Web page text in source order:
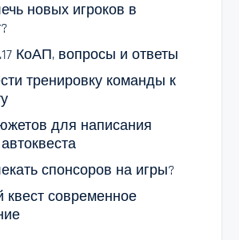
новых игроков в
КоАП, вопросы и ответы
тренировку команды к
для написания
спонсоров на игры?
квест современное